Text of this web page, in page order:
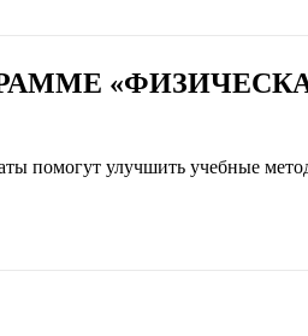
помогут улучшить учебные